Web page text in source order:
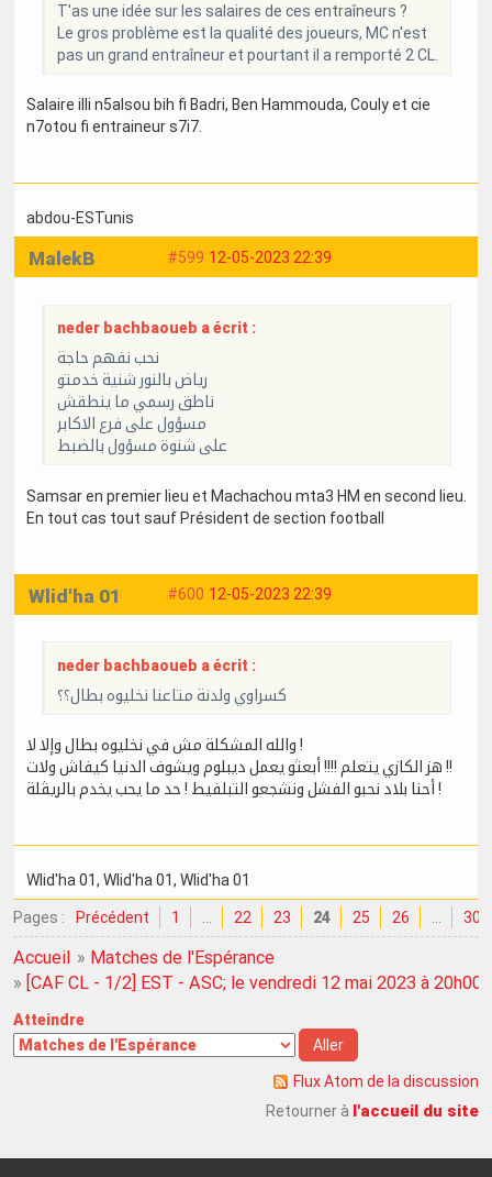
T'as une idée sur les salaires de ces entraîneurs ?
Le gros problème est la qualité des joueurs, MC n'est
pas un grand entraîneur et pourtant il a remporté 2 CL.
Salaire illi n5alsou bih fi Badri, Ben Hammouda, Couly et cie
n7otou fi entraineur s7i7.
abdou-ESTunis
#599 12-05-2023 22:39
MalekB
neder bachbaoueb a écrit :
نحب نفهم حاجة
رياض بالنور شنية خدمتو
ناطق رسمي ما ينطقش
مسؤول على فرع الاكابر
على شنوة مسؤول بالضبط
Samsar en premier lieu et Machachou mta3 HM en second lieu.
En tout cas tout sauf Président de section football
#600 12-05-2023 22:39
Wlid'ha 01
neder bachbaoueb a écrit :
كسراوي ولدنة متاعنا نخليوه بطال؟؟
والله المشكلة مش في نخليوه بطال وإلا لا !
هز الكازي يتعلم !!!! أبعثو يعمل ديبلوم ويشوف الدنيا كيفاش ولات !!
أحنا بلاد نحبو الفشل ونشجعو التبلفيط ! حد ما يحب يخدم بالريڨلة !
Wlid'ha 01, Wlid'ha 01, Wlid'ha 01
Pages : Précédent 1 … 22 23 24 25 26 … 30
Accueil » Matches de l'Espérance
» [CAF CL - 1/2] EST - ASC; le vendredi 12 mai 2023 à 20h00
Atteindre
Flux Atom de la discussion
Retourner à l'accueil du site